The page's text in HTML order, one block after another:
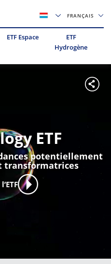
FRANÇAIS
ETF Espace
ETF
Hydrogène
ETF
potentiellement
transformatrices